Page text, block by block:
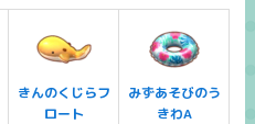
きんのくじらフ
ロート
みずあそびのう
きわA